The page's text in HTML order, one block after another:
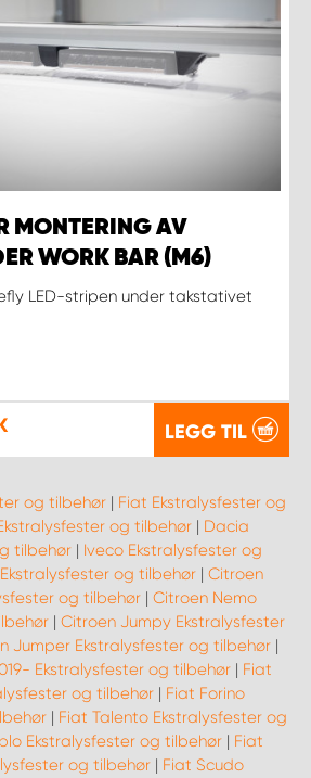
MONTERING AV
WORK BAR (M6)
LED-stripen under takstativet
LEGG TIL
og tilbehør | Fiat Ekstralysfester og
og tilbehør | Dacia
tilbehør| Iveco Ekstralysfester og
og tilbehør | Citroen
og tilbehør | Citroen Nemo
| Citroen Jumpy Ekstralysfester
Jumper Ekstralysfester og tilbehør|
Ekstralysfester og tilbehør | Fiat
og tilbehør | Fiat Forino
| Fiat Talento Ekstralysfester og
Ekstralysfester og tilbehør | Fiat
og tilbehør| Fiat Scudo